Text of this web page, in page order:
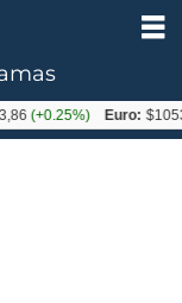
Euro: $1053,08(-